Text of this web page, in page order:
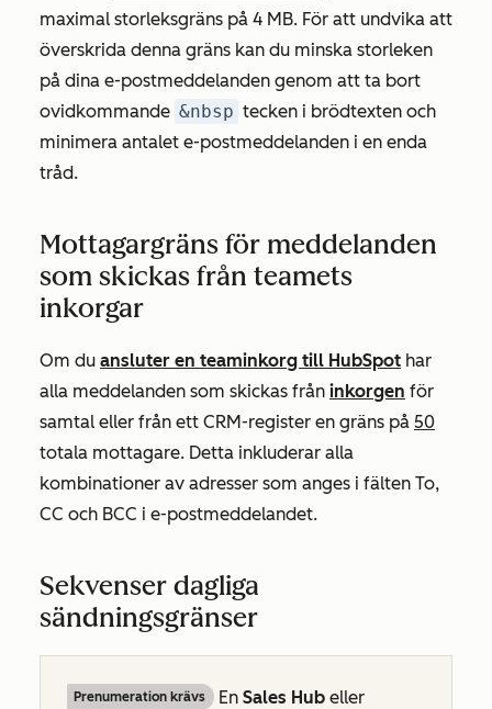
maximal storleksgräns på 4 MB. För att undvika att
överskrida denna gräns kan du minska storleken
på dina e-postmeddelanden genom att ta bort
ovidkommande &nbsp tecken i brödtexten och
minimera antalet e-postmeddelanden i en enda
tråd.
Mottagargräns för meddelanden
som skickas från teamets
inkorgar
Om du ansluter en teaminkorg till HubSpot har
alla meddelanden som skickas från inkorgen för
samtal eller från ett CRM-register en gräns på 50
totala mottagare. Detta inkluderar alla
kombinationer av adresser som anges i fälten To,
CC och BCC i e-postmeddelandet.
Sekvenser dagliga
sändningsgränser
Prenumeration krävs En Sales Hub eller